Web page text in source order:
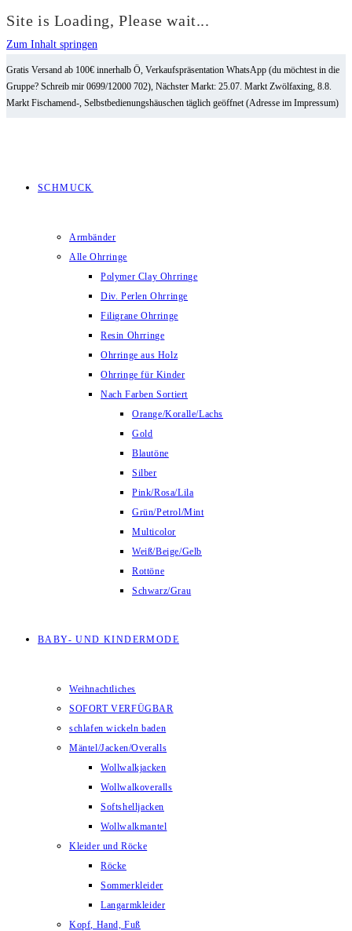
Site is Loading, Please wait...
Zum Inhalt springen
Gratis Versand ab 100€ innerhalb Ö, Verkaufspräsentation WhatsApp (du möchtest in die
Gruppe? Schreib mir 0699/12000 702), Nächster Markt: 25.07. Markt Zwölfaxing, 8.8.
Markt Fischamend-, Selbstbedienungshäuschen täglich geöffnet (Adresse im Impressum)
SCHMUCK
Armbänder
Alle Ohrringe
Polymer Clay Ohrringe
Div. Perlen Ohrringe
Filigrane Ohrringe
Resin Ohrringe
Ohrringe aus Holz
Ohrringe für Kinder
Nach Farben Sortiert
Orange/Koralle/Lachs
Gold
Blautöne
Silber
Pink/Rosa/Lila
Grün/Petrol/Mint
Multicolor
Weiß/Beige/Gelb
Rottöne
Schwarz/Grau
BABY- UND KINDERMODE
Weihnachtliches
SOFORT VERFÜGBAR
schlafen wickeln baden
Mäntel/Jacken/Overalls
Wollwalkjacken
Wollwalkoveralls
Softshelljacken
Wollwalkmantel
Kleider und Röcke
Röcke
Sommerkleider
Langarmkleider
Kopf, Hand, Fuß